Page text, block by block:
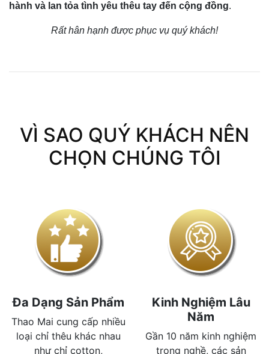
hành và lan tỏa tình yêu thêu tay đến cộng đồng.
Rất hân hạnh được phục vụ quý khách!
VÌ SAO QUÝ KHÁCH NÊN
CHỌN CHÚNG TÔI
Đa Dạng Sản Phẩm
Thao Mai cung cấp nhiều
loại chỉ thêu khác nhau
như chỉ cotton,
Kinh Nghiệm Lâu
Năm
Gần 10 năm kinh nghiệm
trong nghề, các sản